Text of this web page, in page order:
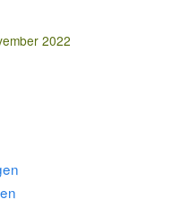
2022